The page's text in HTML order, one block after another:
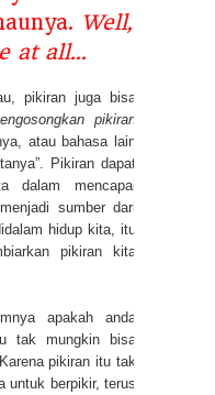
Well,
at all...
pikiran juga bisa
pikiran
atau bahasa lain
Pikiran dapat
dalam mencapai
sumber dari
hidup kita, itu
pikiran kita
apakah anda
tak mungkin bisa
pikiran itu tak
untuk berpikir, terus